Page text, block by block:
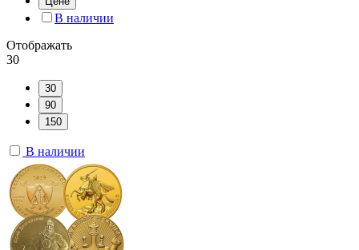
В наличии
Отображать
30
30
90
150
В наличии